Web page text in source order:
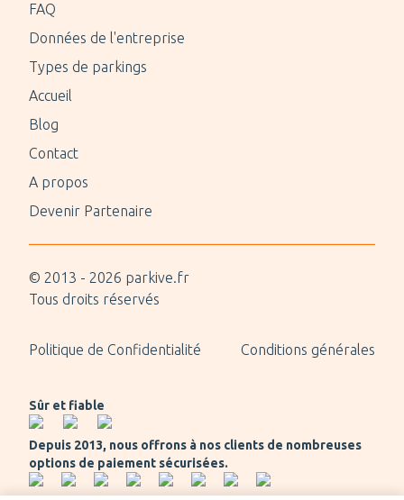
FAQ
Données de l'entreprise
Types de parkings
Accueil
Blog
Contact
A propos
Devenir Partenaire
© 2013 - 2026 parkive.fr
Tous droits réservés
Politique de Confidentialité Conditions générales
Sûr et fiable
Depuis 2013, nous offrons à nos clients de nombreuses
options de paiement sécurisées.